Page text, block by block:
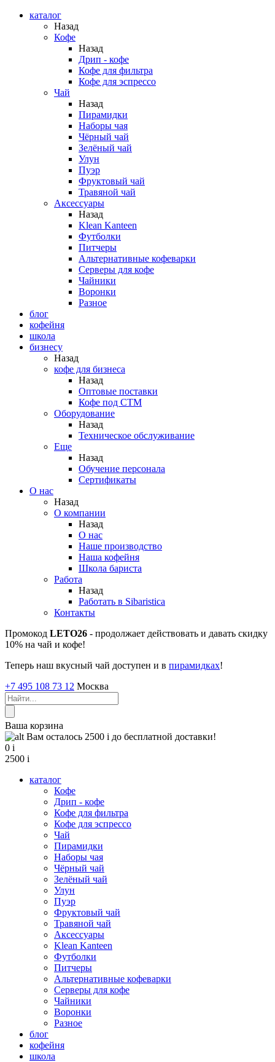
каталог
Назад
Кофе
Назад
Дрип - кофе
Кофе для фильтра
Кофе для эспрессо
Чай
Назад
Пирамидки
Наборы чая
Чёрный чай
Зелёный чай
Улун
Пуэр
Фруктовый чай
Травяной чай
Аксессуары
Назад
Klean Kanteen
Футболки
Питчеры
Альтернативные кофеварки
Серверы для кофе
Чайники
Воронки
Разное
блог
кофейня
школа
бизнесу
Назад
кофе для бизнеса
Назад
Оптовые поставки
Кофе под СТМ
Оборудование
Назад
Техническое обслуживание
Еще
Назад
Обучение персонала
Сертификаты
О нас
Назад
O компании
Назад
О нас
Наше производство
Наша кофейня
Школа бариста
Работа
Назад
Работать в Sibaristica
Контакты
Промокод LETO26 - продолжает действовать и давать скидку
10% на чай и кофе!
Теперь наш вкусный чай доступен и в пирамидках!
+7 495 108 73 12 Москва
Ваша корзина
Вам осталось 2500 i до бесплатной доставки!
0 i
2500 i
каталог
Кофе
Дрип - кофе
Кофе для фильтра
Кофе для эспрессо
Чай
Пирамидки
Наборы чая
Чёрный чай
Зелёный чай
Улун
Пуэр
Фруктовый чай
Травяной чай
Аксессуары
Klean Kanteen
Футболки
Питчеры
Альтернативные кофеварки
Серверы для кофе
Чайники
Воронки
Разное
блог
кофейня
школа